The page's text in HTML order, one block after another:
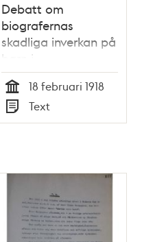
Debatt om
biografernas
skadliga inverkan på
barn i
Stadsfullmäktige
Tid
18 februari 1918
Typ
Text